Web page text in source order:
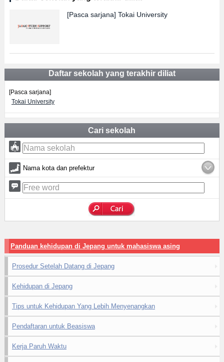
[Pasca sarjana] Tokai University
Daftar sekolah yang terakhir diliat
[Pasca sarjana]
Tokai University
Cari sekolah
Nama kota dan prefektur
Panduan kehidupan di Jepang untuk mahasiswa asing
Prosedur Setelah Datang di Jepang
Kehidupan di Jepang
Tips untuk Kehidupan Yang Lebih Menyenangkan
Pendaftaran untuk Beasiswa
Kerja Paruh Waktu